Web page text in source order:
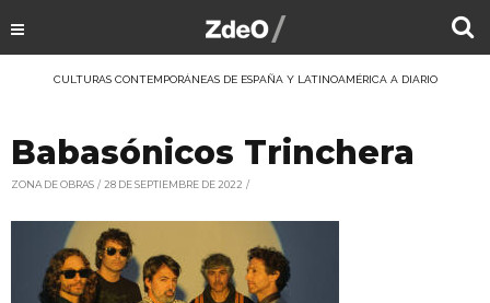
CULTURAS CONTEMPORÁNEAS DE ESPAÑA Y LATINOAMÉRICA A DIARIO
Babasónicos Trinchera
ZONA DE OBRAS 28 DE SEPTIEMBRE DE 2022